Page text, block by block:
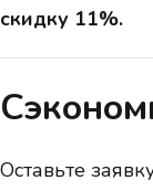
скидку 11%.
Оставьте